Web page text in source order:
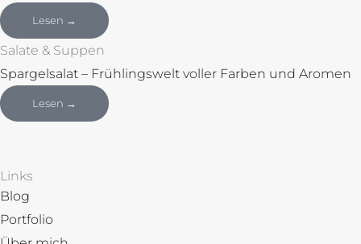
Lesen →
Salate & Suppen
Spargelsalat – Frühlingswelt voller Farben und Aromen
Lesen →
Links
Blog
Portfolio